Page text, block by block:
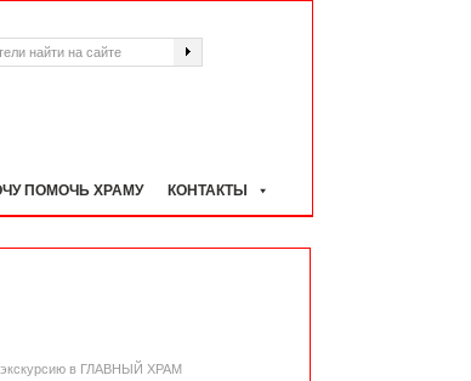
ПОМОЧЬ ХРАМУ КОНТАКТЫ
экскурсию в ГЛАВНЫЙ ХРАМ